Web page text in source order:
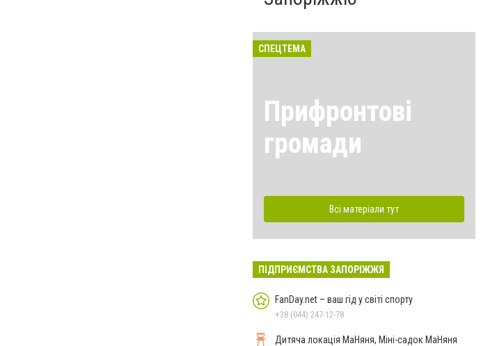
СПЕЦТЕМА
Прифронтові
громади
Всі матеріали тут
ПІДПРИЄМСТВА ЗАПОРІЖЖЯ
FanDay.net – ваш гід у світі спорту
+38 (044) 247-12-78
Дитяча локація МаНяня, Міні-садок МаНяня